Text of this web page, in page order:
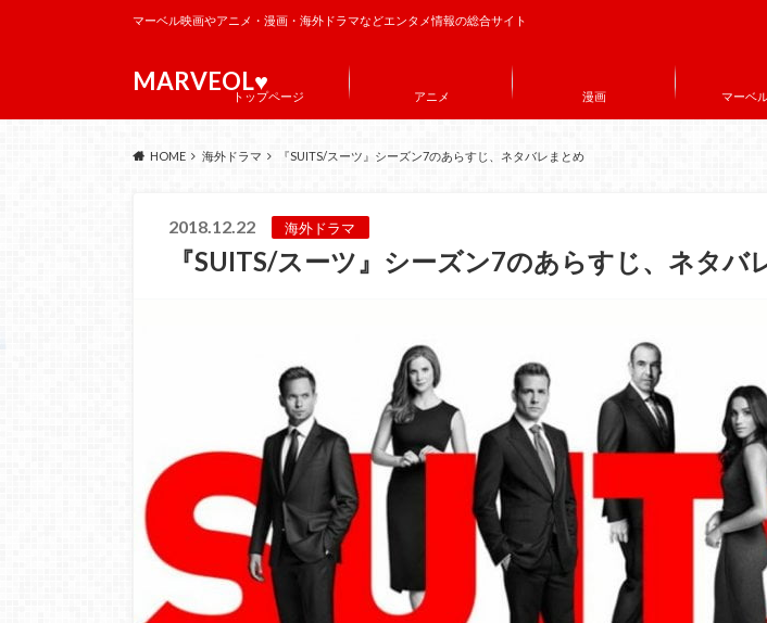
MARVEOL♥️
マーベル映画やアニメ・漫画・海外ドラマなどエンタメ情報の総合サイト
トップページ アニメ 漫画 マーベ
HOME 海外ドラマ 『SUITS/スーツ』シーズン7のあらすじ、ネタバレまとめ
2018.12.22 海外ドラマ
『SUITS/スーツ』シーズン7のあらすじ、ネタバ